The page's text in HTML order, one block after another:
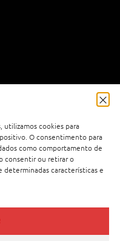
utilizamos cookies para
O consentimento para
como comportamento de
consentir ou retirar o
características e